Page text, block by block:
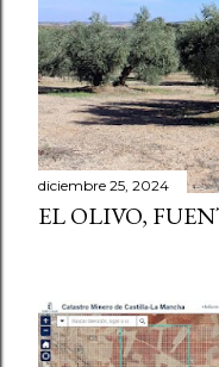
a
d
a
s
diciembre 25, 2024
EL OLIVO,